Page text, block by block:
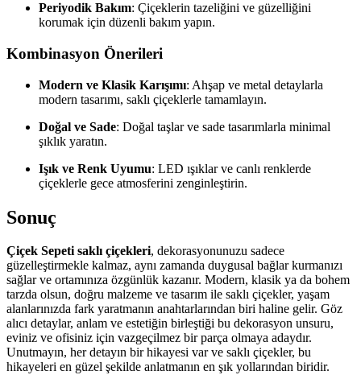
Periyodik Bakım: Çiçeklerin tazeliğini ve güzelliğini
korumak için düzenli bakım yapın.
Kombinasyon Önerileri
Modern ve Klasik Karışımı: Ahşap ve metal detaylarla
modern tasarımı, saklı çiçeklerle tamamlayın.
Doğal ve Sade: Doğal taşlar ve sade tasarımlarla minimal
şıklık yaratın.
Işık ve Renk Uyumu: LED ışıklar ve canlı renklerde
çiçeklerle gece atmosferini zenginleştirin.
Sonuç
Çiçek Sepeti saklı çiçekleri, dekorasyonunuzu sadece
güzelleştirmekle kalmaz, aynı zamanda duygusal bağlar kurmanızı
sağlar ve ortamınıza özgünlük kazanır. Modern, klasik ya da bohem
tarzda olsun, doğru malzeme ve tasarım ile saklı çiçekler, yaşam
alanlarınızda fark yaratmanın anahtarlarından biri haline gelir. Göz
alıcı detaylar, anlam ve estetiğin birleştiği bu dekorasyon unsuru,
eviniz ve ofisiniz için vazgeçilmez bir parça olmaya adaydır.
Unutmayın, her detayın bir hikayesi var ve saklı çiçekler, bu
hikayeleri en güzel şekilde anlatmanın en şık yollarından biridir.